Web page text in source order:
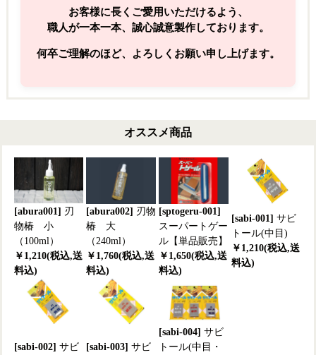
お客様に長くご愛用いただけるよう、
職人が一本一本、誠心誠意製作しております。
何卒ご理解のほど、よろしくお願い申し上げます。
オススメ商品
[abura001] 刃
物椿 小
（100ml）
￥1,210(税込,送
料込)
[abura002] 刃物
椿 大
（240ml）
￥1,760(税込,送
料込)
[sptogeru-001]
スーパートゲー
ル【単品販売】
￥1,650(税込,送
料込)
[sabi-001] サビ
トール(中目)
￥1,210(税込,送
料込)
[sabi-002] サビ
[sabi-003] サビ
[sabi-004] サビ
トール(中目・